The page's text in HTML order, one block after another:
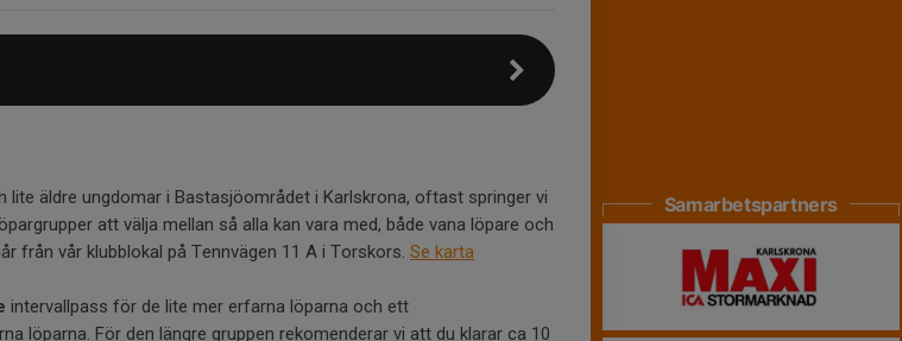
lite äldre ungdomar i Bastasjöområdet i Karlskrona, oftast springer vi
att välja mellan så alla kan vara med, både vana löpare och
från vår klubblokal på Tennvägen 11 A i Torskors. Se karta
intervallpass för de lite mer erfarna löparna och ett
löparna. För den längre gruppen rekomenderar vi att du klarar ca 10
Samarbetspartners